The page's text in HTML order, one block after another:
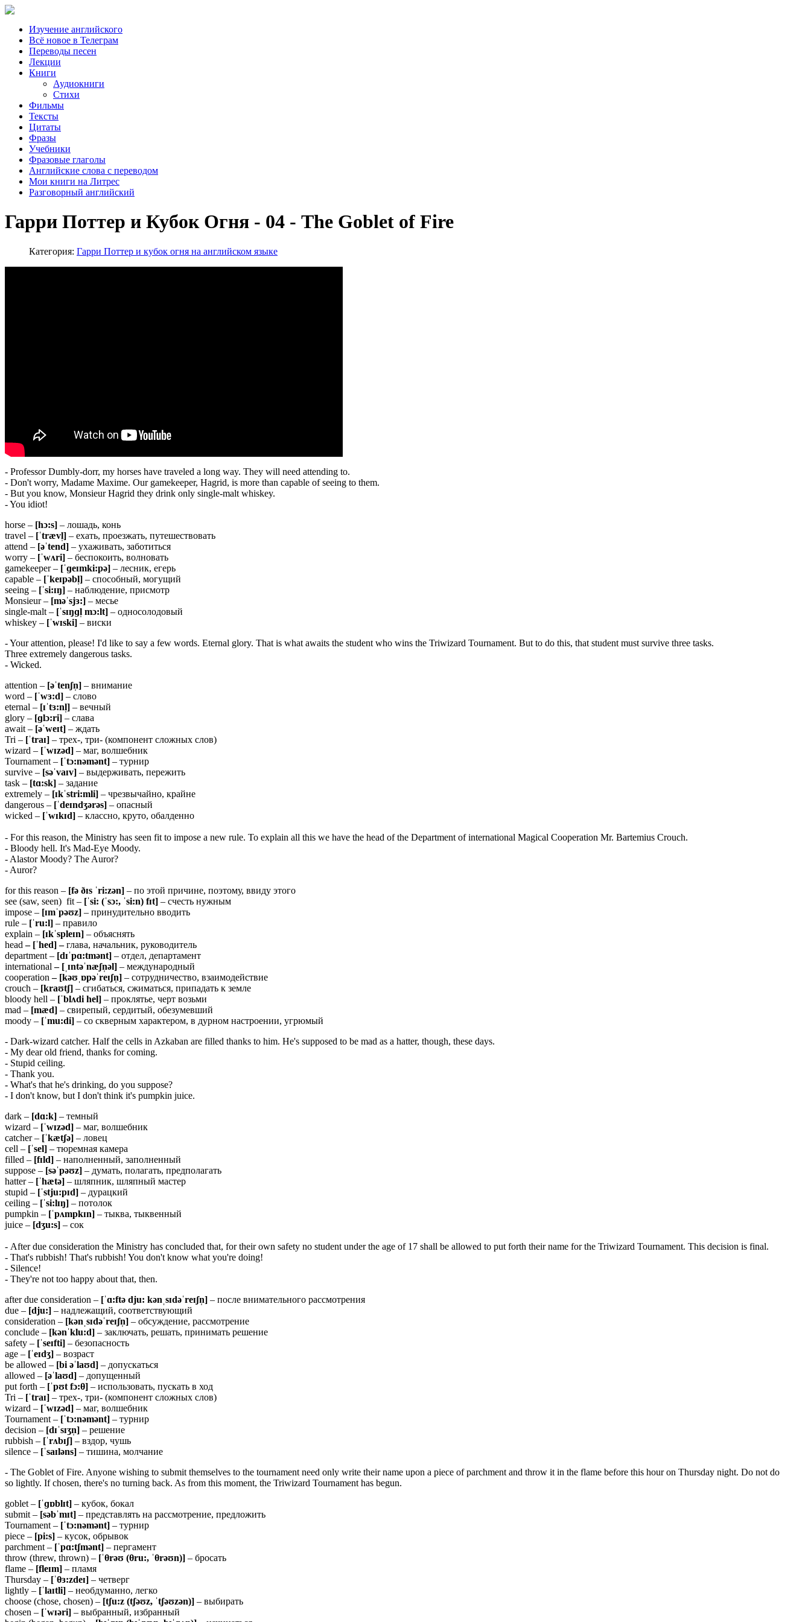
Изучение английского
Всё новое в Телеграм
Переводы песен
Лекции
Книги
Аудиокниги
Стихи
Фильмы
Тексты
Цитаты
Фразы
Учебники
Фразовые глаголы
Английские слова с переводом
Мои книги на Литрес
Разговорный английский
Гарри Поттер и Кубок Огня - 04 - The Goblet of Fire
Категория: Гарри Поттер и кубок огня на английском языке
- Professor Dumbly-dorr, my horses have traveled a long way. They will need attending to.
- Don't worry, Madame Maxime. Our gamekeeper, Hagrid, is more than capable of seeing to them.
- But you know, Monsieur Hagrid they drink only single-malt whiskey.
- You idiot!
horse – [hɔ:s] – лошадь, конь
travel – [ˈtrævl̩] – ехать, проезжать, путешествовать
attend – [əˈtend] – ухаживать, заботиться
worry – [ˈwʌri] – беспокоить, волновать
gamekeeper – [ˈɡeɪmki:pə] – лесник, егерь
capable – [ˈkeɪpəbl̩] – способный, могущий
seeing – [ˈsi:ɪŋ] – наблюдение, присмотр
Monsieur – [məˈsjɜ:] – месье
single-malt – [ˈsɪŋɡl̩ mɔ:lt] – односолодовый
whiskey – [ˈwɪski] – виски
- Your attention, please! I'd like to say a few words. Eternal glory. That is what awaits the student who wins the Triwizard Tournament. But to do this, that student must survive three tasks.
Three extremely dangerous tasks.
- Wicked.
attention – [əˈtenʃn̩] – внимание
word – [ˈwɜ:d] – слово
eternal – [ɪˈtɜ:nl̩] – вечный
glory – [ɡlɔ:ri] – слава
await – [əˈweɪt] – ждать
Tri – [ˈtraɪ] – трех-, три- (компонент сложных слов)
wizard – [ˈwɪzəd] – маг, волшебник
Tournament – [ˈtɔ:nəmənt] – турнир
survive – [səˈvaɪv] – выдерживать, пережить
task – [tɑ:sk] – задание
extremely – [ɪkˈstri:mli] – чрезвычайно, крайне
dangerous – [ˈdeɪndʒərəs] – опасный
wicked – [ˈwɪkɪd] – классно, круто, обалденно
- For this reason, the Ministry has seen fit to impose a new rule. To explain all this we have the head of the Department of international Magical Cooperation Mr. Bartemius Crouch.
- Bloody hell. It's Mad-Eye Moody.
- Alastor Moody? The Auror?
- Auror?
for this reason – [fə ðɪs ˈri:zən] – по этой причине, поэтому, ввиду этого
see (saw, seen) fit – [ˈsi: (ˈsɔ:, ˈsi:n) fɪt] – счесть нужным
impose – [ɪmˈpəʊz] – принудительно вводить
rule – [ˈru:l] – правило
explain – [ɪkˈspleɪn] – объяснять
head – [ˈhed] – глава, начальник, руководитель
department – [dɪˈpɑ:tmənt] – отдел, департамент
international– [ˌɪntəˈnæʃn̩əl] – международный
cooperation– [kəʊˌɒpəˈreɪʃn̩] – сотрудничество, взаимодействие
crouch – [kraʊtʃ] – сгибаться, сжиматься, припадать к земле
bloody hell – [ˈblʌdi hel] – проклятье, черт возьми
mad – [mæd] – свирепый, сердитый, обезумевший
moody – [ˈmu:di] – со скверным характером, в дурном настроении, угрюмый
- Dark-wizard catcher. Half the cells in Azkaban are filled thanks to him. He's supposed to be mad as a hatter, though, these days.
- My dear old friend, thanks for coming.
- Stupid ceiling.
- Thank you.
- What's that he's drinking, do you suppose?
- I don't know, but I don't think it's pumpkin juice.
dark – [dɑ:k] – темный
wizard – [ˈwɪzəd] – маг, волшебник
catcher – [ˈkætʃə] – ловец
cell – [ˈsel] – тюремная камера
filled – [fɪld] – наполненный, заполненный
suppose – [səˈpəʊz] – думать, полагать, предполагать
hatter – [ˈhætə] – шляпник, шляпный мастер
stupid – [ˈstju:pɪd] – дурацкий
ceiling – [ˈsi:lɪŋ] – потолок
pumpkin – [ˈpʌmpkɪn] – тыква, тыквенный
juice – [dʒu:s] – сок
- After due consideration the Ministry has concluded that, for their own safety no student under the age of 17 shall be allowed to put forth their name for the Triwizard Tournament. This decision is final.
- That's rubbish! That's rubbish! You don't know what you're doing!
- Silence!
- They're not too happy about that, then.
after due consideration – [ˈɑ:ftə dju: kənˌsɪdəˈreɪʃn̩] – после внимательного рассмотрения
due – [dju:] – надлежащий, соответствующий
consideration – [kənˌsɪdəˈreɪʃn̩] – обсуждение, рассмотрение
conclude – [kənˈklu:d] – заключать, решать, принимать решение
safety – [ˈseɪfti] – безопасность
age – [ˈeɪdʒ] – возраст
be allowed – [bi əˈlaʊd] – допускаться
allowed – [əˈlaʊd] – допущенный
put forth – [ˈpʊt fɔ:θ] – использовать, пускать в ход
Tri – [ˈtraɪ] – трех-, три- (компонент сложных слов)
wizard – [ˈwɪzəd] – маг, волшебник
Tournament – [ˈtɔ:nəmənt] – турнир
decision – [dɪˈsɪʒn̩] – решение
rubbish – [ˈrʌbɪʃ] – вздор, чушь
silence – [ˈsaɪləns] – тишина, молчание
- The Goblet of Fire. Anyone wishing to submit themselves to the tournament need only write their name upon a piece of parchment and throw it in the flame before this hour on Thursday night. Do not do
so lightly. If chosen, there's no turning back. As from this moment, the Triwizard Tournament has begun.
goblet – [ˈɡɒblɪt] – кубок, бокал
submit – [səbˈmɪt] – представлять на рассмотрение, предложить
Tournament – [ˈtɔ:nəmənt] – турнир
piece – [pi:s] – кусок, обрывок
parchment – [ˈpɑ:tʃmənt] – пергамент
throw (threw, thrown) – [ˈθrəʊ (θru:, ˈθrəʊn)] – бросать
flame – [fleɪm] – пламя
Thursday – [ˈθɜ:zdeɪ] – четверг
lightly – [ˈlaɪtli] – необдуманно, легко
choose (chose, chosen) – [tʃu:z (tʃəʊz, ˈtʃəʊzən)] – выбирать
chosen – [ˈwɪəri] – выбранный, избранный